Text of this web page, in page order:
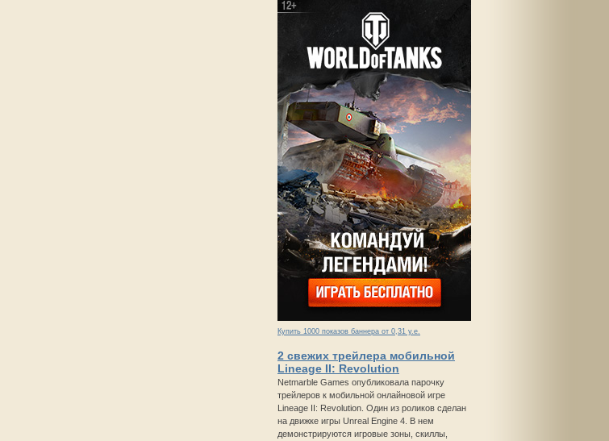
Купить 1000 показов баннера от 0,31 у.е.
2 свежих трейлера мобильной
Lineage II: Revolution
Netmarble Games опубликовала парочку
трейлеров к мобильной онлайновой игре
Lineage II: Revolution. Один из роликов сделан
на движке игры Unreal Engine 4. В нем
демонстрируются игровые зоны, скиллы,